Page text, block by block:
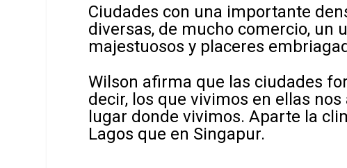
Ciudades con una importante
diversas, de mucho comercio, un
majestuosos y placeres
Wilson afirma que las ciudades
decir, los que vivimos en ellas nos
lugar donde vivimos. Aparte la
Lagos que en Singapur.